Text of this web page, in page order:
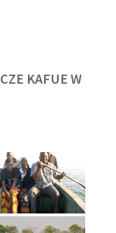
KAFUE W